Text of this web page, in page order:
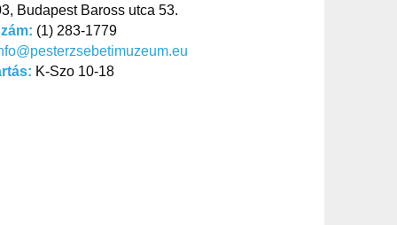
Budapest Baross utca 53.
(1) 283-1779
K-Szo 10-18